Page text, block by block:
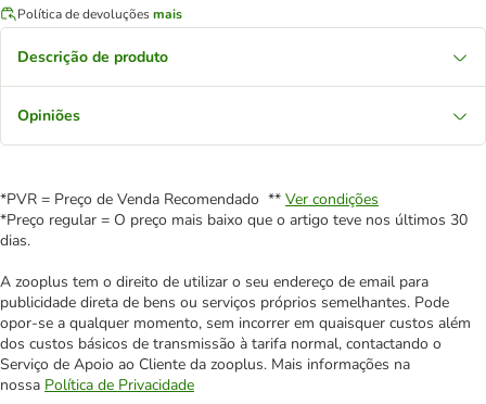
Política de devoluçõesmais
Descrição de produto
Opiniões
*PVR = Preço de Venda Recomendado ** Ver condições
*Preço regular = O preço mais baixo que o artigo teve nos últimos 30
dias.
A zooplus tem o direito de utilizar o seu endereço de email para
publicidade direta de bens ou serviços próprios semelhantes. Pode
opor-se a qualquer momento, sem incorrer em quaisquer custos além
dos custos básicos de transmissão à tarifa normal, contactando o
Serviço de Apoio ao Cliente da zooplus. Mais informações na
nossa Política de Privacidade